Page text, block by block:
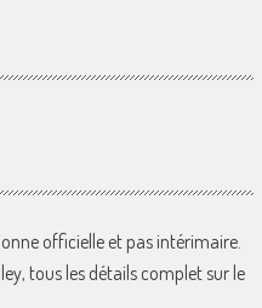
officielle et pas intérimaire.
tous les détails complet sur le